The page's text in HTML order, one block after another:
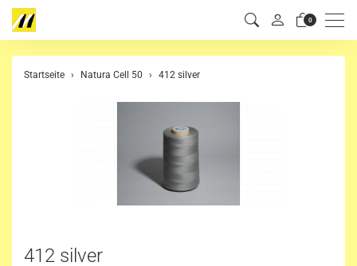
0 Menu
Startseite Natura Cell 50 412 silver
412 silver